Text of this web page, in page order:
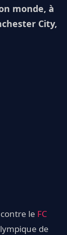
monde, à
City,
le FC
de